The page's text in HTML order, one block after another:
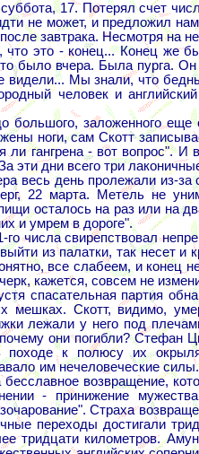
17. Потерял счет
не может, и предложил
после завтрака. Несмотря
это - конец... Конец же
было вчера. Была пурга.
Мы знали, что
человек и
заложенного еще
ноги, сам Скотт
ли гангрена - вот
эти дни всего три
день пролежали из-за
22 марта. Метель не
осталось на раз или на
и умрем в дороге".
числа свирепствовал
из палатки, так несет
все слабеем, и конец
кажется, совсем не
партия
мешках. Скотт, видимо,
лежали у него под
они погибли? Стефан
к полюсу их
им нечеловеческие
бесславное возвращение,
- принижение
Страха
переходы достигали
тридцати километров.